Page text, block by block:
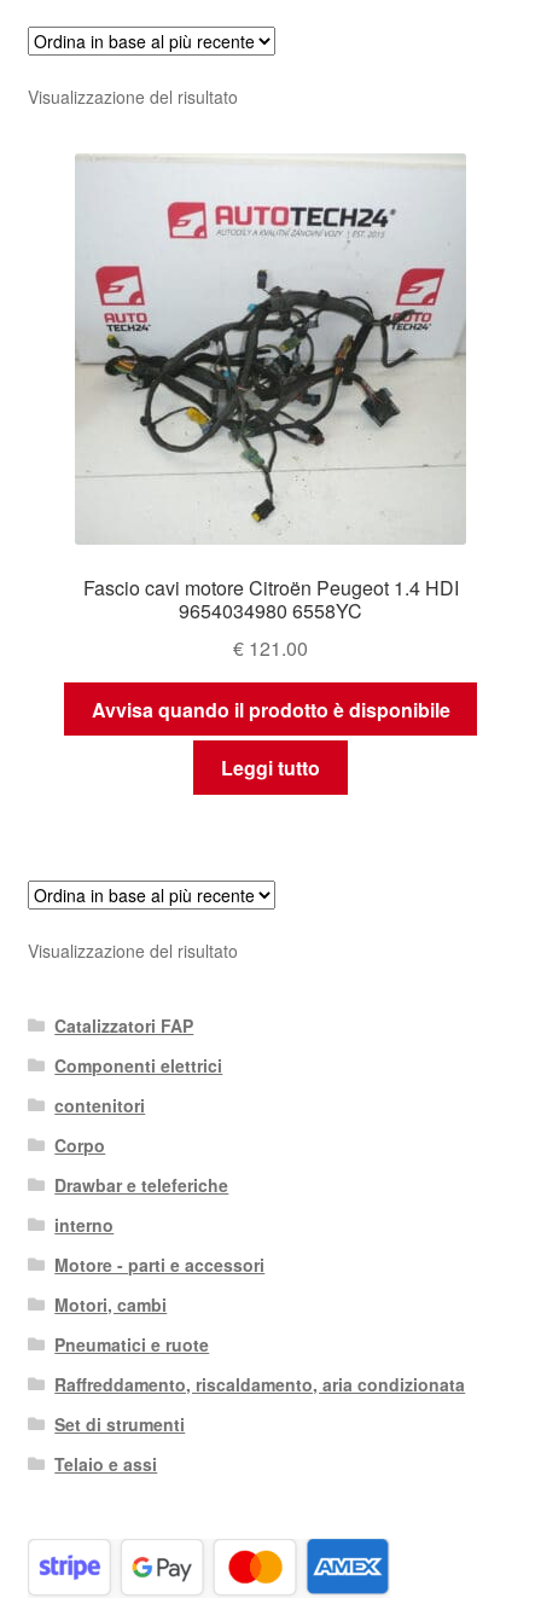
Visualizzazione del risultato
Fascio cavi motore Citroën Peugeot 1.4 HDI
9654034980 6558YC
€ 121.00
Avvisa quando il prodotto è disponibile
Leggi tutto
Visualizzazione del risultato
Catalizzatori FAP
Componenti elettrici
contenitori
Corpo
Drawbar e teleferiche
interno
Motore - parti e accessori
Motori, cambi
Pneumatici e ruote
Raffreddamento, riscaldamento, aria condizionata
Set di strumenti
Telaio e assi